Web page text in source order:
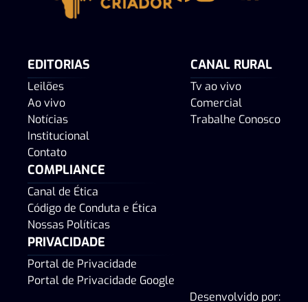
EDITORIAS
Leilões
Ao vivo
Notícias
Institucional
Contato
CANAL RURAL
Tv ao vivo
Comercial
Trabalhe Conosco
COMPLIANCE
Canal de Ética
Código de Conduta e Ética
Nossas Políticas
PRIVACIDADE
Portal de Privacidade
Portal de Privacidade Google
Desenvolvido por: